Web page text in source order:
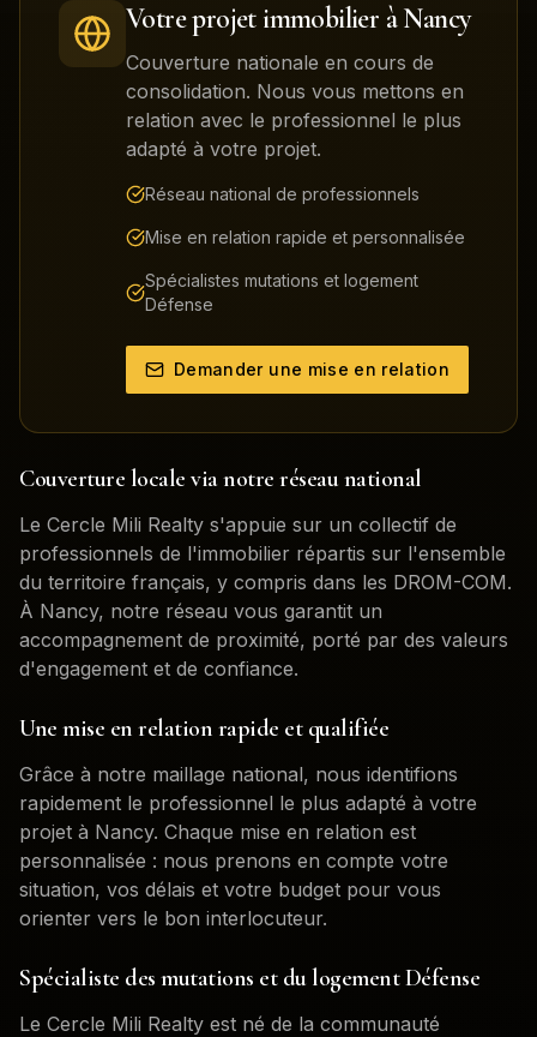
Votre projet immobilier àNancy
Couverture nationale en cours de
consolidation. Nous vous mettons en
relation avec le professionnel le plus
adapté à votre projet.
Réseau national de professionnels
Mise en relation rapide et personnalisée
Spécialistes mutations et logement
Défense
Demander une mise en relation
Couverture locale via notre réseau national
Le Cercle Mili Realty s'appuie sur un collectif de
professionnels de l'immobilier répartis sur l'ensemble
du territoire français, y compris dans les DROM-COM.
À Nancy, notre réseau vous garantit un
accompagnement de proximité, porté par des valeurs
d'engagement et de confiance.
Une mise en relation rapide et qualifiée
Grâce à notre maillage national, nous identifions
rapidement le professionnel le plus adapté à votre
projet à Nancy. Chaque mise en relation est
personnalisée : nous prenons en compte votre
situation, vos délais et votre budget pour vous
orienter vers le bon interlocuteur.
Spécialiste des mutations et du logement Défense
Le Cercle Mili Realty est né de la communauté